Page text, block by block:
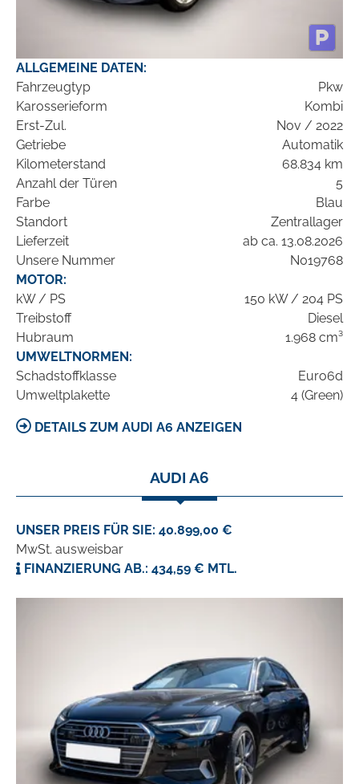
ALLGEMEINE DATEN:
Fahrzeugtyp
Pkw
Karosserieform
Kombi
Erst-Zul.
Nov / 2022
Getriebe
Automatik
Kilometerstand
68.834 km
Anzahl der Türen
5
Farbe
Blau
Standort
Zentrallager
Lieferzeit
ab ca. 13.08.2026
Unsere Nummer
N019768
MOTOR:
kW / PS
150 kW / 204 PS
Treibstoff
Diesel
Hubraum
1.968 cm³
UMWELTNORMEN:
Schadstoffklasse
Euro6d
Umweltplakette
4 (Green)
DETAILS ZUM AUDI A6 ANZEIGEN
AUDI A6
UNSER PREIS FÜR SIE: 40.899,00 €
MwSt. ausweisbar
FINANZIERUNG AB.: 434,59 € MTL.